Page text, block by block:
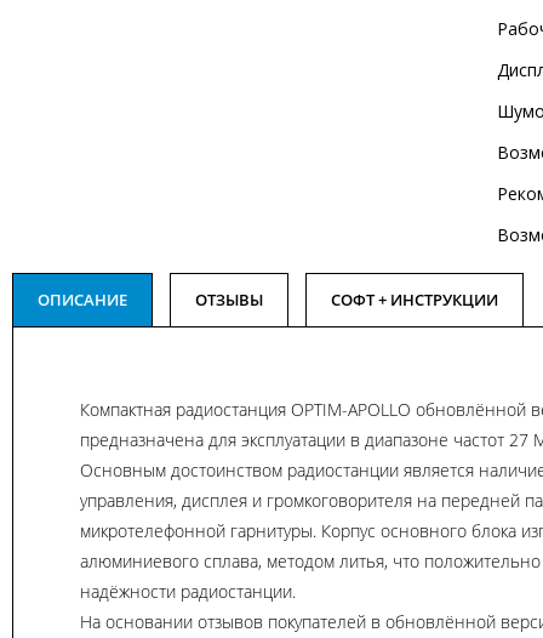
ОПИСАНИЕ ОТЗЫВЫ СОФТ + ИНСТРУКЦИИ
Компактная радиостанция OPTIM-APOLLO обновлённой
предназначена для эксплуатации в диапазоне частот
Основным достоинством радиостанции является
управления, дисплея и громкоговорителя на передней
микротелефонной гарнитуры. Корпус основного блока
алюминиевого сплава, методом литья, что положительно
надёжности радиостанции.
На основании отзывов покупателей в обновлённой